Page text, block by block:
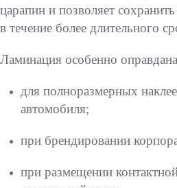
царапин и позволяет
в течение более длительного
Ламинация особенно
для полноразмерных
автомобиля;
при брендировании
при размещении